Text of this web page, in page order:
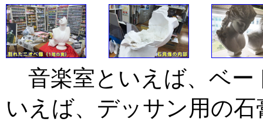
音楽室といえば、ベー
いえば、デッサン用の